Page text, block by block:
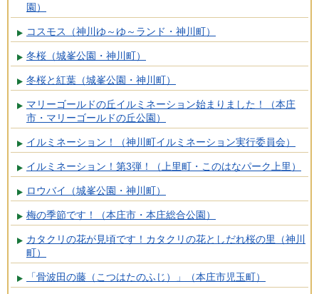
園）
コスモス（神川ゆ～ゆ～ランド・神川町）
冬桜（城峯公園・神川町）
冬桜と紅葉（城峯公園・神川町）
マリーゴールドの丘イルミネーション始まりました！（本庄
市・マリーゴールドの丘公園）
イルミネーション！（神川町イルミネーション実行委員会）
イルミネーション！第3弾！（上里町・このはなパーク上里）
ロウバイ（城峯公園・神川町）
梅の季節です！（本庄市・本庄総合公園）
カタクリの花が見頃です！カタクリの花としだれ桜の里（神川
町）
「骨波田の藤（こつはたのふじ）」（本庄市児玉町）